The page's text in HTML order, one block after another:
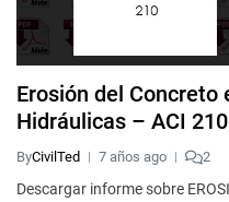
Erosión del Concreto
Hidráulicas – ACI 210
ByCivilTed 7 años ago 2
Descargar informe sobre